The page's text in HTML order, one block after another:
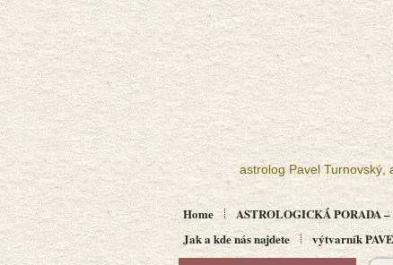
astrolog Pavel Turnovský,
Home ASTROLOGICKÁ PORADA
Jak a kde nás najdete
výtvarník